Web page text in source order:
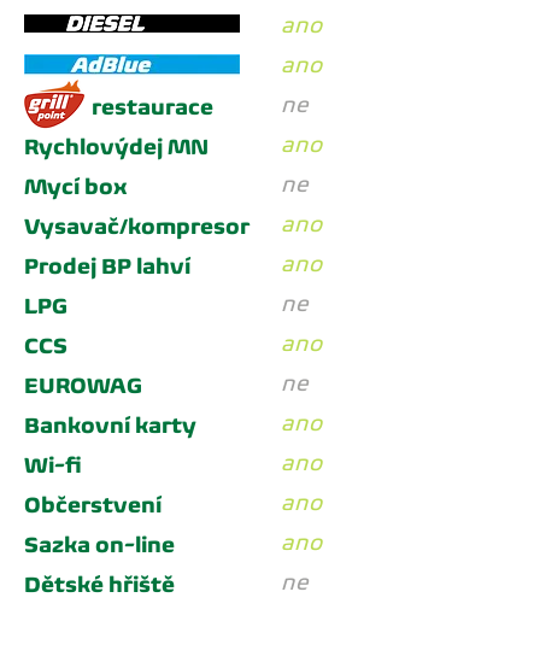
restaurace
Rychlovýdej MN
Mycí box
Vysavač/kompresor
Prodej BP lahví
LPG
CCS
EUROWAG
Bankovní karty
Wi-fi
Občerstvení
Sazka on-line
Dětské hřiště
ano
ano
ne
ano
ne
ano
ano
ne
ano
ne
ano
ano
ano
ano
ne